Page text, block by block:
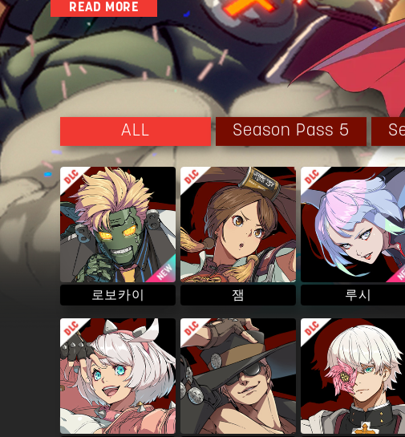
대통령이라는 큰 존재가 되어, 세상의 부조리를 시정하고 싶은 닌자.
단락적인 성격으로 어려운 생각이 질색이지만, 전투에서는 냉정한
에게 배워, 보기 드문 『기』의 사용자이기도 하다. 또, 닌자인 스승
치고는 문화에 대한 지식이 얕아, 요소요소에서 착각 재패네스크 언
유소년기를 빈민가에서 보내, 갱의 일원으로서 마약을 팔던 과거가
그러나 닌자이자 훗날 스승이 되는 『츠요시』와 만나 그의 인생은
을 전수받아, 그때까지의 행위를 재고해보게 되었다. 치프는 츠요시
경은 어떤 원인으로 망가졌는지에 대해 흥미를 갖게 된다. 그러나
인해 치프는 이 세상의 일그러짐을 만드는 환경이나, 사람들의 약
들을 괴롭히는 정의를 격하게 혐오하게 되었다.
그리하여 치프는 이들을 바로잡을 절대적인 권력을 손에 넣는 것, 즉
에리카와는 그녀가 대통령일 때 협력관계였기 때문에 아는 사이가 되
READ MORE
ALL Season Pass 5
로보카이 잼 루시